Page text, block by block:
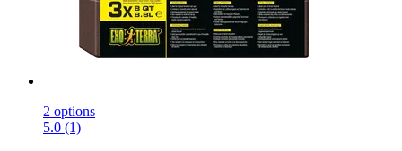
2 options
5.0 (1)